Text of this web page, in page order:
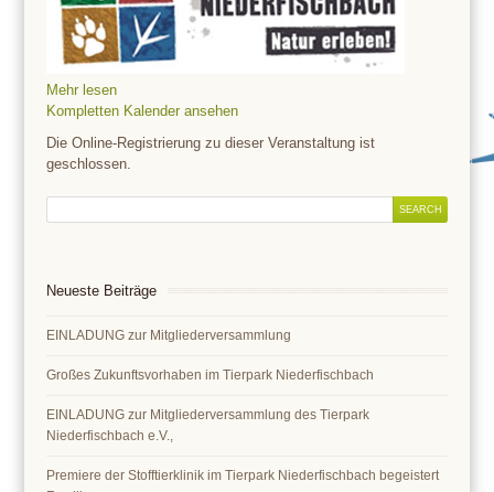
Mehr lesen
Kompletten Kalender ansehen
Die Online-Registrierung zu dieser Veranstaltung ist
geschlossen.
Neueste Beiträge
EINLADUNG zur Mitgliederversammlung
Großes Zukunftsvorhaben im Tierpark Niederfischbach
EINLADUNG zur Mitgliederversammlung des Tierpark
Niederfischbach e.V.,
Premiere der Stofftierklinik im Tierpark Niederfischbach begeistert